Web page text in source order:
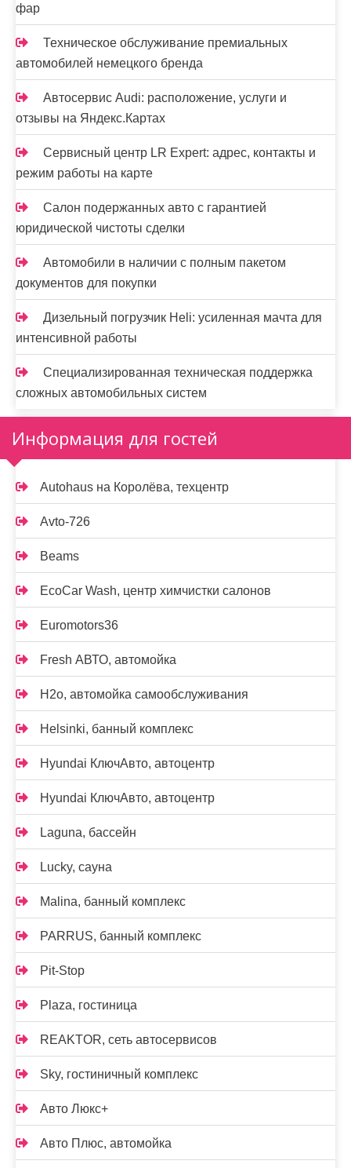
фар
Техническое обслуживание премиальных
автомобилей немецкого бренда
Автосервис Audi: расположение, услуги и
отзывы на Яндекс.Картах
Сервисный центр LR Expert: адрес, контакты и
режим работы на карте
Салон подержанных авто с гарантией
юридической чистоты сделки
Автомобили в наличии с полным пакетом
документов для покупки
Дизельный погрузчик Heli: усиленная мачта для
интенсивной работы
Специализированная техническая поддержка
сложных автомобильных систем
Информация для гостей
Autohaus на Королёва, техцентр
Avto-726
Beams
EcoCar Wash, центр химчистки салонов
Euromotors36
Fresh АВТО, автомойка
H2o, автомойка самообслуживания
Helsinki, банный комплекс
Hyundai КлючАвто, автоцентр
Hyundai КлючАвто, автоцентр
Laguna, бассейн
Lucky, сауна
Malina, банный комплекс
PARRUS, банный комплекс
Pit-Stop
Plaza, гостиница
REAKTOR, сеть автосервисов
Sky, гостиничный комплекс
Авто Люкс+
Авто Плюс, автомойка